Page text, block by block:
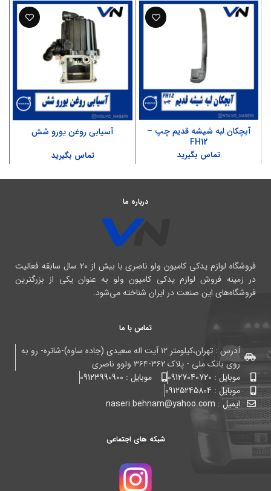
آبچکان لبه شیشه قدیم چپ –
FH12
تماس بگیرید
آسیابی روغن یورو شش
تماس بگیرید
درباره ما
فروشگاه لوازم یدکی کامیون ولو ناصری با بیش از ۲۰ سال سابقه فعالیت
در زمینه فروش لوازم یدکی کامیون ولو به عنوان یکی از بزرگترین
فروشگاه‌های این صنعت در ایران شناخته می‌شود.
تماس با ما
آدرس : تهران،کیلومتر ۱۲ آیت اله سعیدی (جاده ساوه)-شاتره- رو به
روی بانک ملی - پلاک ۳۶۲-۳۶۴ ولوو ناصری
موبایل : 09127040720
موبایل : 09123990900
موبایل : 09125245804
ایمیل : naseri.behnam@yahoo.com
شبکه های اجتماعی